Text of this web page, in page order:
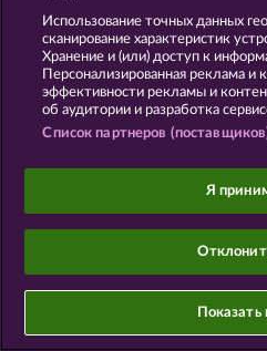
©2026 Whow
Использование точных данных
сканирование характеристик
Хранение и (или) доступ к
Персонализированная реклама и
эффективности рекламы и
об аудитории и разработка
Список партнеров
Я
Показать